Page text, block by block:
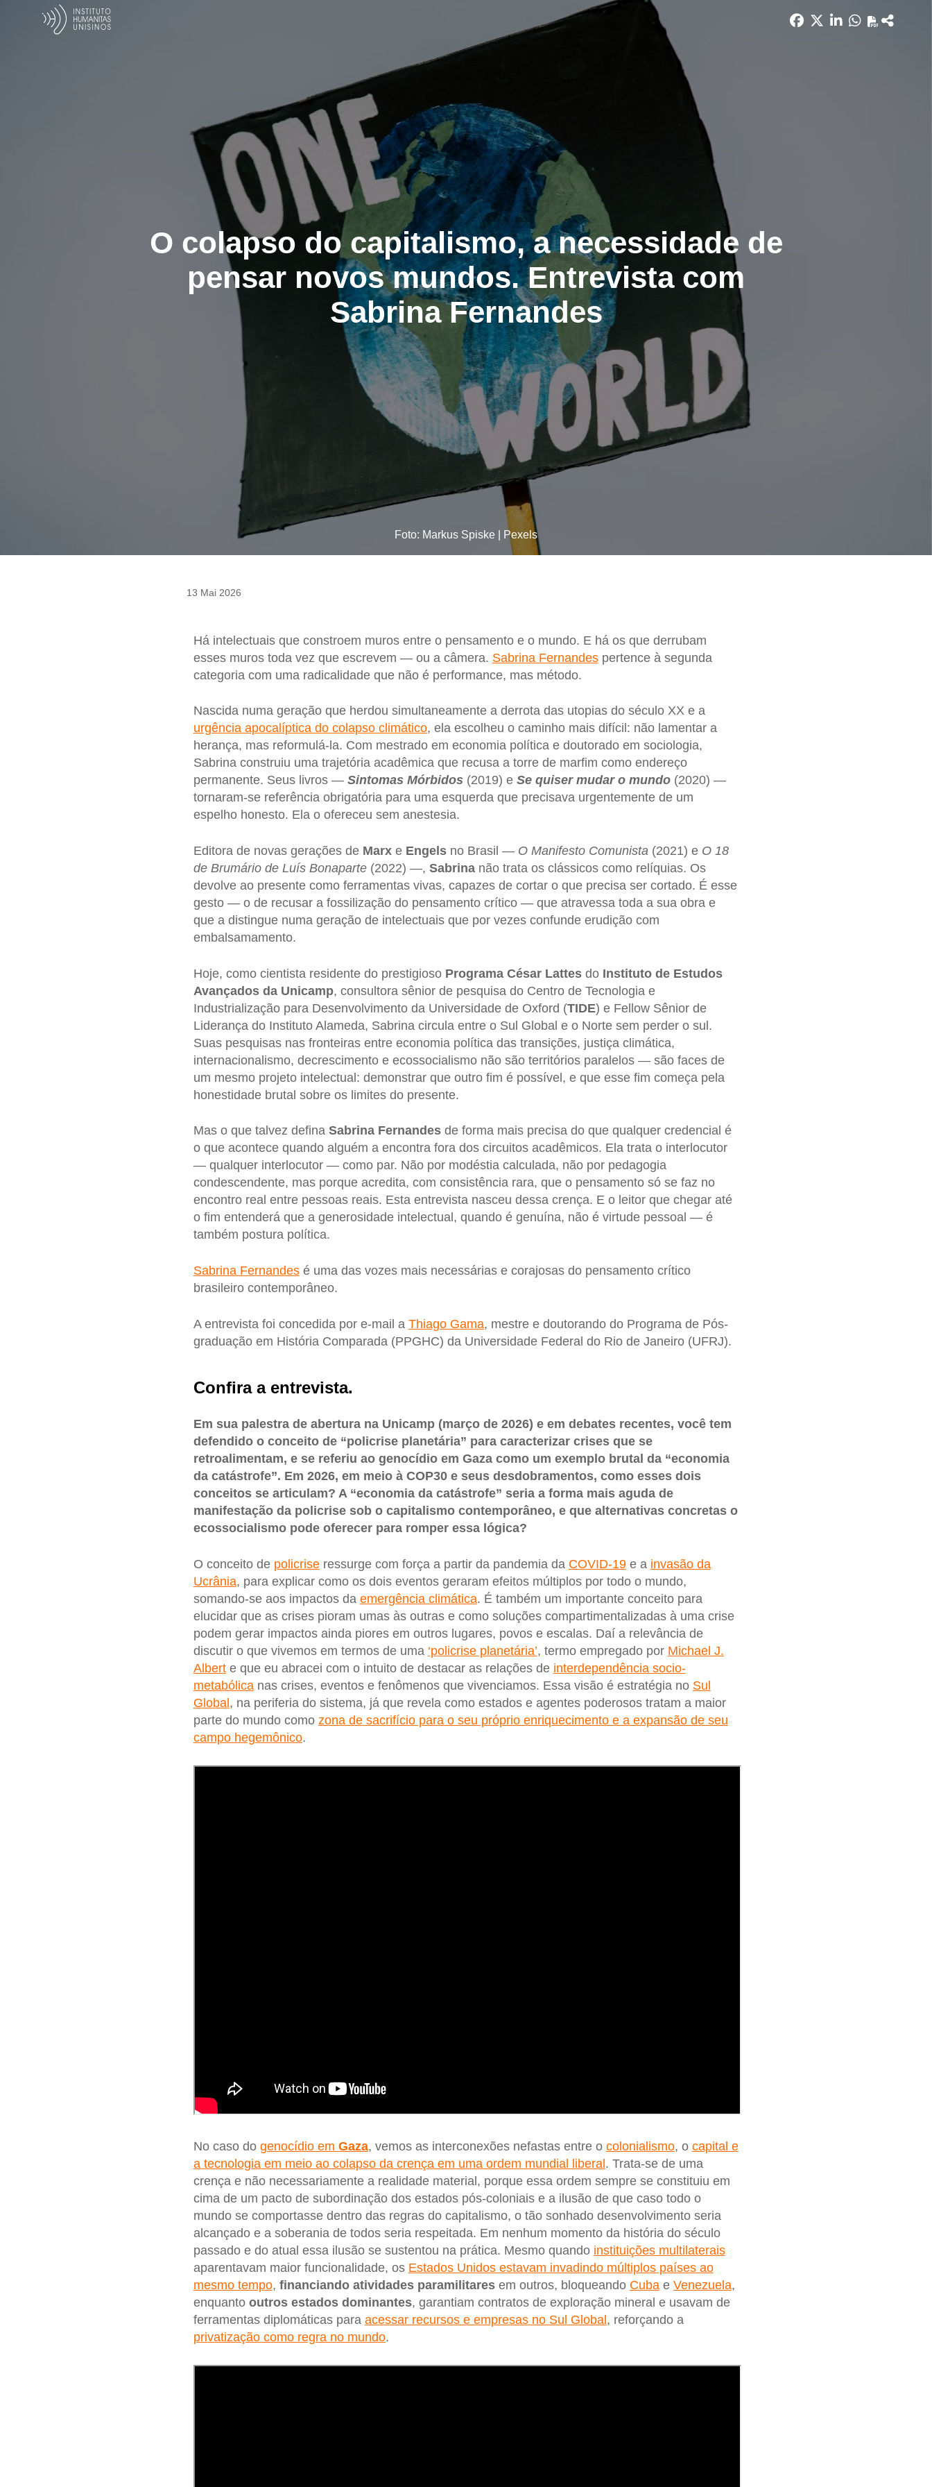
O colapso do capitalismo, a necessidade de
pensar novos mundos. Entrevista com
Sabrina Fernandes
Foto: Markus Spiske | Pexels
13 Mai 2026
Há intelectuais que constroem muros entre o pensamento e o mundo. E há os que derrubam
esses muros toda vez que escrevem — ou a câmera. Sabrina Fernandespertence à segunda
categoria com uma radicalidade que não é performance, mas método.
Nascida numa geração que herdou simultaneamente a derrota das utopias do século XX e a
urgência apocalíptica do colapso climático, ela escolheu o caminho mais difícil: não lamentar a
herança, mas reformulá-la. Com mestrado em economia política e doutorado em sociologia,
Sabrina construiu uma trajetória acadêmica que recusa a torre de marfim como endereço
permanente. Seus livros — Sintomas Mórbidos(2019) e Se quiser mudar o mundo(2020) —
tornaram-se referência obrigatória para uma esquerda que precisava urgentemente de um
espelho honesto. Ela o ofereceu sem anestesia.
Editora de novas gerações de Marxe Engelsno Brasil — O Manifesto Comunista(2021) e O 18
de Brumário de Luís Bonaparte(2022) —, Sabrinanão trata os clássicos como relíquias. Os
devolve ao presente como ferramentas vivas, capazes de cortar o que precisa ser cortado. É esse
gesto — o de recusar a fossilização do pensamento crítico — que atravessa toda a sua obra e
que a distingue numa geração de intelectuais que por vezes confunde erudição com
embalsamamento.
Hoje, como cientista residente do prestigioso Programa César Lattesdo Instituto de Estudos
Avançados da Unicamp, consultora sênior de pesquisa do Centro de Tecnologia e
Industrialização para Desenvolvimento da Universidade de Oxford (TIDE) e Fellow Sênior de
Liderança do Instituto Alameda, Sabrina circula entre o Sul Global e o Norte sem perder o sul.
Suas pesquisas nas fronteiras entre economia política das transições, justiça climática,
internacionalismo, decrescimento e ecossocialismo não são territórios paralelos — são faces de
um mesmo projeto intelectual: demonstrar que outro fim é possível, e que esse fim começa pela
honestidade brutal sobre os limites do presente.
Mas o que talvez defina Sabrina Fernandesde forma mais precisa do que qualquer credencial é
o que acontece quando alguém a encontra fora dos circuitos acadêmicos. Ela trata o interlocutor
— qualquer interlocutor — como par. Não por modéstia calculada, não por pedagogia
condescendente, mas porque acredita, com consistência rara, que o pensamento só se faz no
encontro real entre pessoas reais. Esta entrevista nasceu dessa crença. E o leitor que chegar até
o fim entenderá que a generosidade intelectual, quando é genuína, não é virtude pessoal — é
também postura política.
Sabrina Fernandesé uma das vozes mais necessárias e corajosas do pensamento crítico
brasileiro contemporâneo.
A entrevista foi concedida por e-mail a Thiago Gama, mestre e doutorando do Programa de Pós-
graduação em História Comparada (PPGHC) da Universidade Federal do Rio de Janeiro (UFRJ).
Confira a entrevista.
Em sua palestra de abertura na Unicamp (março de 2026) e em debates recentes, você tem
defendido o conceito de “policrise planetária” para caracterizar crises que se
retroalimentam, e se referiu ao genocídio em Gaza como um exemplo brutal da “economia
da catástrofe”. Em 2026, em meio à COP30 e seus desdobramentos, como esses dois
conceitos se articulam? A “economia da catástrofe” seria a forma mais aguda de
manifestação da policrise sob o capitalismo contemporâneo, e que alternativas concretas o
ecossocialismo pode oferecer para romper essa lógica?
O conceito de policriseressurge com força a partir da pandemia da COVID-19e a invasão da
Ucrânia, para explicar como os dois eventos geraram efeitos múltiplos por todo o mundo,
somando-se aos impactos da emergência climática. É também um importante conceito para
elucidar que as crises pioram umas às outras e como soluções compartimentalizadas à uma crise
podem gerar impactos ainda piores em outros lugares, povos e escalas. Daí a relevância de
discutir o que vivemos em termos de uma ‘policrise planetária’, termo empregado por Michael J.
Alberte que eu abracei com o intuito de destacar as relações de interdependência socio-
metabólicanas crises, eventos e fenômenos que vivenciamos. Essa visão é estratégia no Sul
Global , na periferia do sistema, já que revela como estados e agentes poderosos tratam a maior
parte do mundo como zona de sacrifício para o seu próprio enriquecimento e a expansão de seu
campo hegemônico.
No caso do genocídio em Gaza, vemos as interconexões nefastas entre o colonialismo, o capital e
a tecnologia em meio ao colapso da crença em uma ordem mundial liberal . Trata-se de uma
crença e não necessariamente a realidade material, porque essa ordem sempre se constituiu em
cima de um pacto de subordinação dos estados pós-coloniais e a ilusão de que caso todo o
mundo se comportasse dentro das regras do capitalismo, o tão sonhado desenvolvimento seria
alcançado e a soberania de todos seria respeitada. Em nenhum momento da história do século
passado e do atual essa ilusão se sustentou na prática. Mesmo quando instituições multilaterais
aparentavam maior funcionalidade, os Estados Unidos estavam invadindo múltiplos países ao
mesmo tempo, financiando atividades paramilitaresem outros, bloqueando Cubae Venezuela,
enquanto outros estados dominantes, garantiam contratos de exploração mineral e usavam de
ferramentas diplomáticas para acessar recursos e empresas no Sul Global , reforçando a
privatização como regra no mundo.